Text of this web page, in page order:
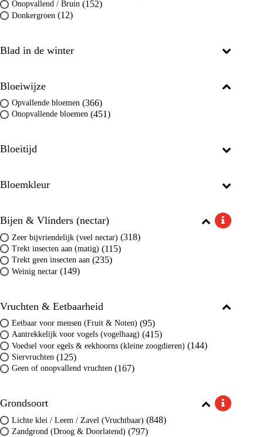
Onopvallend / Bruin (152)
Donkergroen (12)
Blad in de winter
Bloeiwijze
Opvallende bloemen (366)
Onopvallende bloemen (451)
Bloeitijd
Bloemkleur
Bijen & Vlinders (nectar)
Zeer bijvriendelijk (veel nectar) (318)
Trekt insecten aan (matig) (115)
Trekt geen insecten aan (235)
Weinig nectar (149)
Vruchten & Eetbaarheid
Eetbaar voor mensen (Fruit & Noten) (95)
Aantrekkelijk voor vogels (vogelhaag) (415)
Voedsel voor egels & eekhoorns (kleine zoogdieren) (144)
Siervruchten (125)
Geen of onopvallend vruchten (167)
Grondsoort
Lichte klei / Leem / Zavel (Vruchtbaar) (848)
Zandgrond (Droog & Doorlatend) (797)